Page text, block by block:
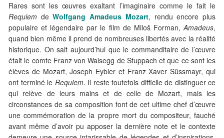
Rares sont les œuvres exaltant l’imaginaire comme le fait le
Requiem deWolfgang Amadeus Mozart, rendu encore plus
populaire et légendaire par le film de Miloš Forman,Amadeus,
quand bien même il prend de nombreuses libertés avec la réalité
historique. On sait aujourd’hui que le commanditaire de l’œuvre
était le comte Franz von Walsegg de Stuppach et que ce sont les
élèves de Mozart, Joseph Eybler et Franz Xaver Süssmayr, qui
ont terminé le Requiem. Il reste toutefois difficile de distinguer ce
qui relève de leurs mains et de celle de Mozart, mais les
circonstances de sa composition font de cet ultime chef d’œuvre
une commémoration de la propre mort du compositeur, fauché
avant même d’avoir pu apposer la dernière note et le contexte